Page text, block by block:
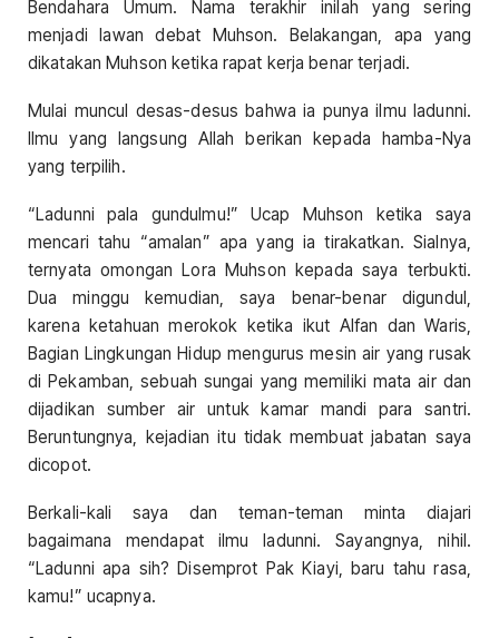
Bendahara Umum. Nama terakhir inilah yang sering
menjadi lawan debat Muhson. Belakangan, apa yang
dikatakan Muhson ketika rapat kerja benar terjadi.
Mulai muncul desas-desus bahwa ia punya ilmu ladunni.
Ilmu yang langsung Allah berikan kepada hamba-Nya
yang terpilih.
“Ladunni pala gundulmu!” Ucap Muhson ketika saya
mencari tahu “amalan” apa yang ia tirakatkan. Sialnya,
ternyata omongan Lora Muhson kepada saya terbukti.
Dua minggu kemudian, saya benar-benar digundul,
karena ketahuan merokok ketika ikut Alfan dan Waris,
Bagian Lingkungan Hidup mengurus mesin air yang rusak
di Pekamban, sebuah sungai yang memiliki mata air dan
dijadikan sumber air untuk kamar mandi para santri.
Beruntungnya, kejadian itu tidak membuat jabatan saya
dicopot.
Berkali-kali saya dan teman-teman minta diajari
bagaimana mendapat ilmu ladunni. Sayangnya, nihil.
“Ladunni apa sih? Disemprot Pak Kiayi, baru tahu rasa,
kamu!” ucapnya.